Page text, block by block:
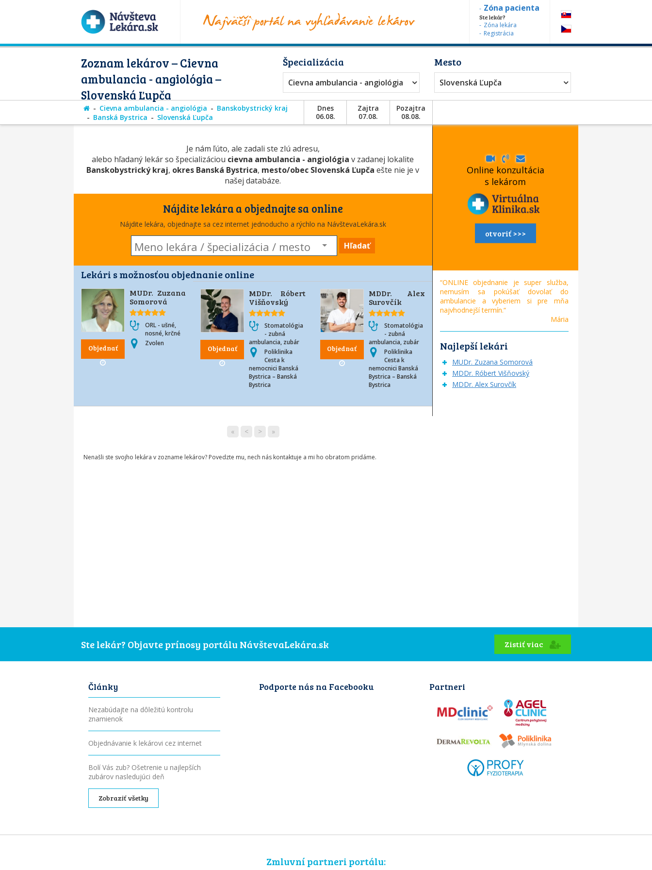
Zóna pacienta
Ste lekár?
Zóna lekára
Registrácia
Zoznam lekárov – Cievna
ambulancia - angiológia –
Slovenská Ľupča
Špecializácia
Cievna ambulancia - angiológia
Mesto
Slovenská Ľupča
Cievna ambulancia - angiológia
Banskobystrický kraj
Banská Bystrica
Slovenská Ľupča
Dnes
06.08.
Zajtra
07.08.
Pozajtra
08.08.
Je nám ľúto, ale zadali ste zlú adresu,
alebo hľadaný lekár so špecializáciou cievna ambulancia - angiológia v zadanej lokalite
Banskobystrický kraj, okres Banská Bystrica, mesto/obec Slovenská Ľupča ešte nie je v
našej databáze.
Nájdite lekára a objednajte sa online
Nájdite lekára, objednajte sa cez internet jednoducho a rýchlo na NávštevaLekára.sk
Hľadať
Lekári s možnosťou objednanie online
Objednať
MUDr. Zuzana
Somorová
ORL - ušné,
nosné, krčné
Zvolen
Objednať
MDDr. Róbert
Višňovský
Stomatológia
- zubná
ambulancia, zubár
Poliklinika
Cesta k
nemocnici Banská
Bystrica – Banská
Bystrica
Objednať
MDDr. Alex
Surovčík
Stomatológia
- zubná
ambulancia, zubár
Poliklinika
Cesta k
nemocnici Banská
Bystrica – Banská
Bystrica
« < > »
Nenašli ste svojho lekára v zozname lekárov? Povedzte mu, nech nás kontaktuje a mi ho obratom pridáme.
Online konzultácia
s lekárom
otvoriť >>>
“ONLINE objednanie je super služba,
nemusím sa pokúšať dovolať do
ambulancie a vyberiem si pre mňa
najvhodnejší termín.“
Mária
Najlepší lekári
MUDr. Zuzana Somorová
MDDr. Róbert Višňovský
MDDr. Alex Surovčík
Ste lekár? Objavte prínosy portálu NávštevaLekára.sk Zistiť viac
Články
Nezabúdajte na dôležitú kontrolu
znamienok
Objednávanie k lekárovi cez internet
Bolí Vás zub? Ošetrenie u najlepších
zubárov nasledujúci deň
Zobraziť všetky
Podporte nás na Facebooku Partneri
Zmluvní partneri portálu: